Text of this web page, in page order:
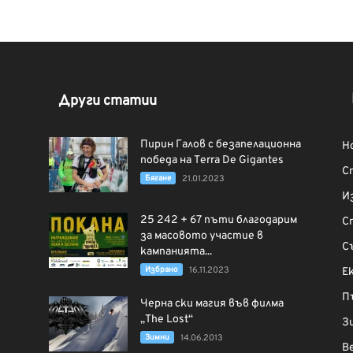
Други статии
Пирин Галов с безапелационна
победа на Terra De Gigantes
Бягане 21.01.2023
25 242 + 67 пъти благодарим
за масовото участие в
кампанията...
Избрано 16.11.2023
Черна ски магия във филма
„The Lost“
Зимни 14.06.2013